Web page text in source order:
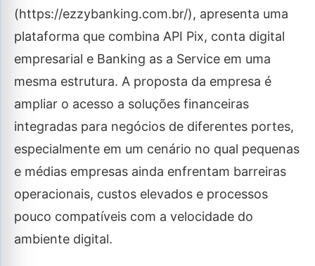
(https://ezzybanking.com.br/), apresenta uma
plataforma que combina API Pix, conta digital
empresarial e Banking as a Service em uma
mesma estrutura. A proposta da empresa é
ampliar o acesso a soluções financeiras
integradas para negócios de diferentes portes,
especialmente em um cenário no qual pequenas
e médias empresas ainda enfrentam barreiras
operacionais, custos elevados e processos
pouco compatíveis com a velocidade do
ambiente digital.